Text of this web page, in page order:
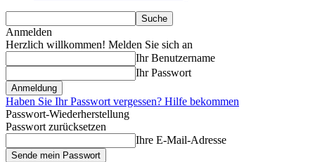
Anmelden
Herzlich willkommen! Melden Sie sich an
Ihr Benutzername
Ihr Passwort
Haben Sie Ihr Passwort vergessen? Hilfe bekommen
Passwort-Wiederherstellung
Passwort zurücksetzen
Ihre E-Mail-Adresse